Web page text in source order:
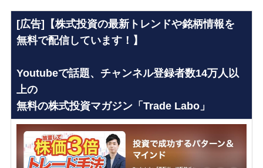
[広告]【株式投資の最新トレンドや銘柄情報を
無料で配信しています！】
Youtubeで話題、チャンネル登録者数14万人以
上の
無料の株式投資マガジン「Trade Labo」